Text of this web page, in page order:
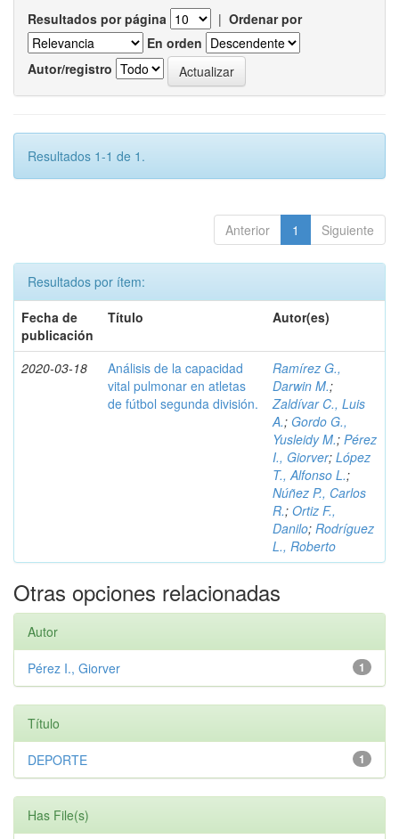
Resultados por página | Ordenar por
En orden
Autor/registro
Resultados 1-1 de 1.
Anterior 1 Siguiente
Resultados por ítem:
Fecha de
publicación
Título Autor(es)
2020-03-18
Análisis de la capacidad
vital pulmonar en atletas
de fútbol segunda división.
Ramírez G.,
Darwin M.;
Zaldívar C., Luis
A.; Gordo G.,
Yusleidy M.; Pérez
I., Giorver; López
T., Alfonso L.;
Núñez P., Carlos
R.; Ortiz F.,
Danilo; Rodríguez
L., Roberto
Otras opciones relacionadas
Autor
1
Pérez I., Giorver
Título
1
DEPORTE
Has File(s)